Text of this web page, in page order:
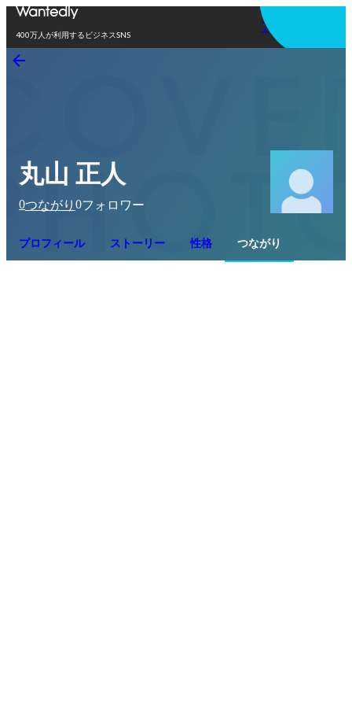
400万人が利用するビジネスSNS
アプリを使う
丸山 正人
0つながり 0フォロワー
プロフィール ストーリー 性格 つながり